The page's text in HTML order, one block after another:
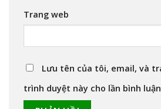
Trang web
Lưu tên của tôi, email, và
trình duyệt này cho lần bình